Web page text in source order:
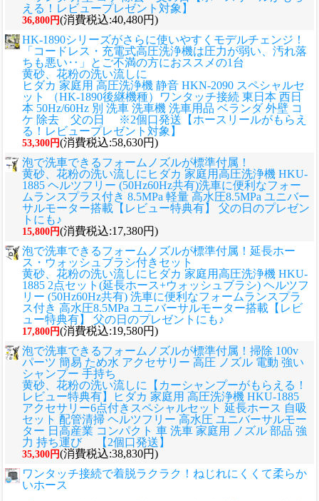
える！レビュープレゼント対象】
36,800円(消費税込:40,480円)
HK-1890シリーズがさらに使いやすくモデルチェンジ！
「コードレス・充電式高圧洗浄機は圧力が弱い、汚れ落
ちも悪い‥」とご不満の方におススメの1台
黄砂、花粉の洗い流しに
ヒダカ 家庭用 高圧洗浄機 静音 HKN-2090 スペシャルセ
ット （HK-1890後継機種）ワンタッチ接続 東日本 西日
本 50Hz/60Hz 別 洗車 洗車機 洗車用品 ベランダ 外壁 コ
ケ 除去 父の日 ※2個口発送【ホースリールがもらえ
る！レビュープレゼント対象】
53,300円(消費税込:58,630円)
泡で洗車できるフォームノズルが標準付属！
黄砂、花粉の洗い流しに ヒダカ 家庭用高圧洗浄機 HKU-
1885 ヘルツフリー (50Hz60Hz共有)洗車に便利なフォー
ムランスプラス付き 8.5MPa 軽量 高水圧8.5MPa ユニバー
サルモーター搭載【レビュー特典有】 父の日のプレゼン
トにも♪
15,800円(消費税込:17,380円)
泡で洗車できるフォームノズルが標準付属！延長ホー
ス・ウォッシュブラシ付きセット
黄砂、花粉の洗い流しに ヒダカ 家庭用高圧洗浄機 HKU-
1885 2点セット(延長ホース+ウォッシュブラシ) ヘルツフ
リー (50Hz60Hz共有) 洗車に便利なフォームランスプラ
ス付き 高水圧8.5MPa ユニバーサルモーター搭載【レビ
ュー特典有】 父の日のプレゼントにも♪
17,800円(消費税込:19,580円)
泡で洗車できるフォームノズルが標準付属！掃除 100v
パーツ 簡易 ため水 アクセサリー 高圧 ノズル 電動 強い
シャンプー 手持ち
黄砂、花粉の洗い流しに
【カーシャンプーがもらえる！
レビュー特典有】ヒダカ 家庭用 高圧洗浄機 HKU-1885
アクセサリー6点付きスペシャルセット 延長ホース 自吸
セット 配管清掃 ヘルツフリー 高水圧 ユニバーサルモー
ター 日高産業 コンパクト 車 洗車 家庭用 ノズル 部品 強
力 持ち運び 【2個口発送】
35,300円(消費税込:38,830円)
ワンタッチ接続で着脱ラクラク！ねじれにくくて柔らか
いホース